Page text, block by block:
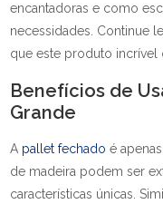
encantadoras e como
necessidades. Continue
que este produto incrível
Benefícios de
Grande
A pallet fechado é
de madeira podem ser
características únicas.